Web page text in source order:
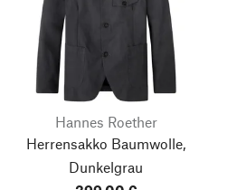
Hannes Roether
Herrensakko Baumwolle,
Dunkelgrau